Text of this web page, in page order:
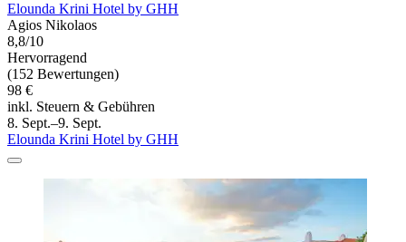
Elounda Krini Hotel by GHH
Agios Nikolaos
8,8/10
Hervorragend
(152 Bewertungen)
98 €
inkl. Steuern & Gebühren
8. Sept.–9. Sept.
Elounda Krini Hotel by GHH